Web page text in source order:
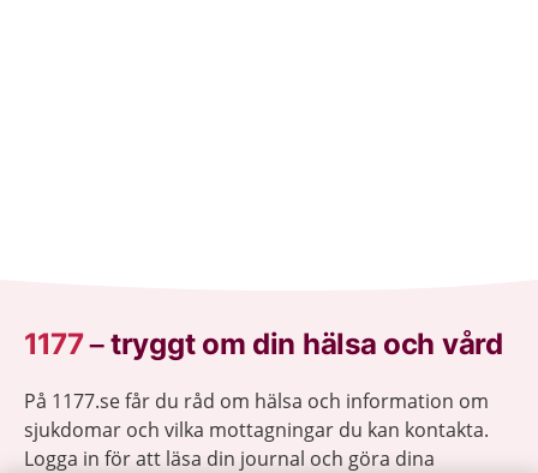
1177–tryggt om din hälsa och vård
På 1177.se får du råd om hälsa och information om
sjukdomar och vilka mottagningar du kan kontakta.
Logga in för att läsa din journal och göra dina